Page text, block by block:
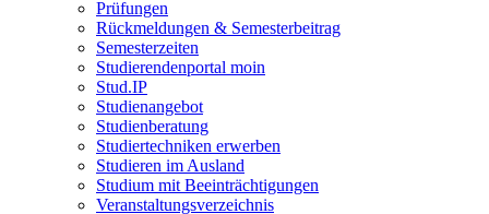
Prüfungen
Rückmeldungen & Semesterbeitrag
Semesterzeiten
Studierendenportal moin
Stud.IP
Studienangebot
Studienberatung
Studiertechniken erwerben
Studieren im Ausland
Studium mit Beeinträchtigungen
Veranstaltungsverzeichnis